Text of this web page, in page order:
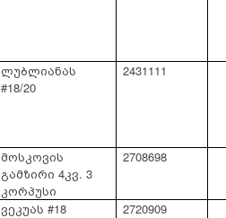
ლუბლიანას
#18/20
2431111
მოსკოვის
გამზირი 4კვ. 3
კორპუსი
2708698
ვეკუას #18 2720909